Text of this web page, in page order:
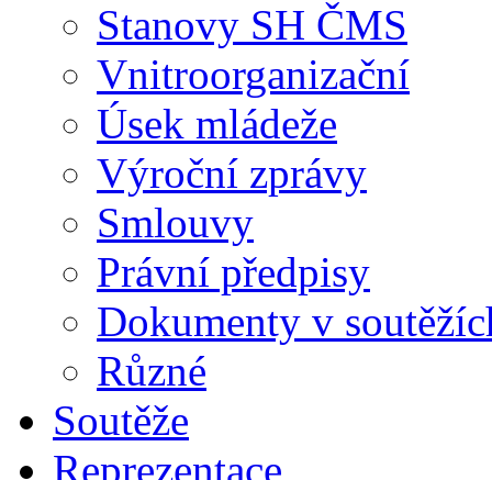
Stanovy SH ČMS
Vnitroorganizační
Úsek mládeže
Výroční zprávy
Smlouvy
Právní předpisy
Dokumenty v
Různé
Soutěže
Reprezentace